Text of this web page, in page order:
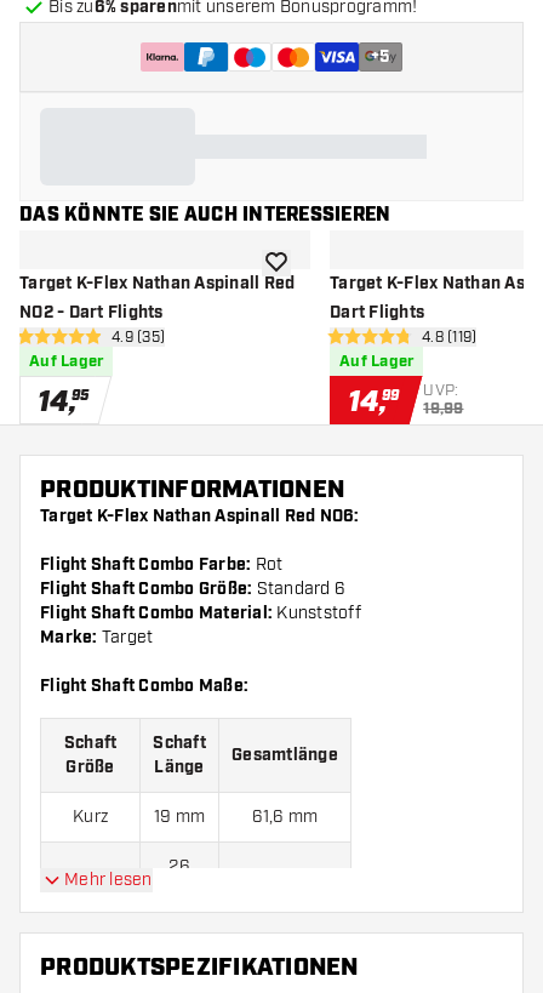
Bis zu6% sparenmit unserem Bonusprogramm!
+5
DAS KÖNNTE SIE AUCH INTERESSIEREN
Target K-Flex Nathan Aspinall Red
NO2 - Dart Flights
Bewertungsbereich öffnen
4.9 Bewertungssterne
4.9 (35)
Auf Lager
14,95
Zur Wunschliste hinzufügen
Target K-Flex Nathan
Dart Flights
4.8 Bewertungssterne
4.8 (119)
Auf Lager
14,99 UVP:
19,99
PRODUKTINFORMATIONEN
Target K-Flex Nathan Aspinall Red NO6:
Flight Shaft Combo Farbe: Rot
Flight Shaft Combo Größe: Standard 6
Flight Shaft Combo Material: Kunststoff
Marke: Target
Flight Shaft Combo Maße:
Schaft
Größe
Schaft
Länge
Gesamtlänge
Kurz 19 mm 61,6 mm
Mittel
26
33
mm
Mehr lesen
PRODUKTSPEZIFIKATIONEN